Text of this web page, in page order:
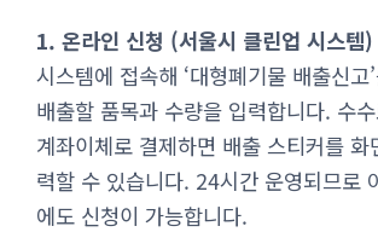
1. 온라인 신청 (서울시 클린업 시스템)
시스템에 접속해 ‘대형폐기물 배출신고
배출할 품목과 수량을 입력합니다. 수
계좌이체로 결제하면 배출 스티커를
력할 수 있습니다. 24시간 운영되므로
에도 신청이 가능합니다.